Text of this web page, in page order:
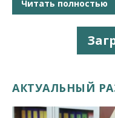
Читать полностью
АКТУАЛЬНЫЙ